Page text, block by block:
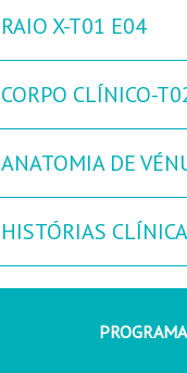
RAIO X-T01 E04
CORPO CLÍNICO-
ANATOMIA DE
HISTÓRIAS